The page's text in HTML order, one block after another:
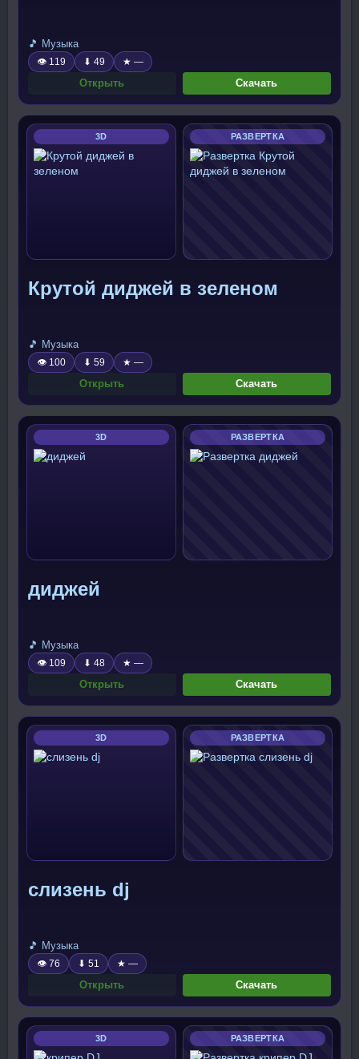
🎵 Музыка
👁 119 ⬇ 49 ★ —
Открыть Скачать
3D РАЗВЕРТКА
Крутой диджей в зеленом
🎵 Музыка
👁 100 ⬇ 59 ★ —
Открыть Скачать
3D РАЗВЕРТКА
диджей
🎵 Музыка
👁 109 ⬇ 48 ★ —
Открыть Скачать
3D РАЗВЕРТКА
слизень dj
🎵 Музыка
👁 76 ⬇ 51 ★ —
Открыть Скачать
3D РАЗВЕРТКА